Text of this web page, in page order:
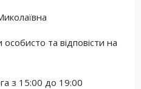
та відповісти на
з 15:00 до 19:00